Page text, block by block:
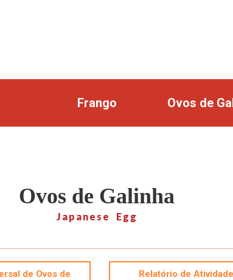
Frango Ovos de
Ovos de Galinha
Japanese Egg
de Ovos de
Relatório de